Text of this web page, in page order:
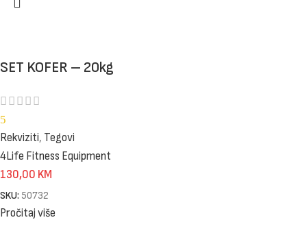
SET KOFER – 20kg
5
Rekviziti, Tegovi
4Life Fitness Equipment
130,00 KM
SKU: 50732
Pročitaj više